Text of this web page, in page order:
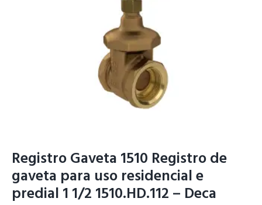
Registro Gaveta 1510 Registro de
gaveta para uso residencial e
predial 1 1/2 1510.HD.112 – Deca